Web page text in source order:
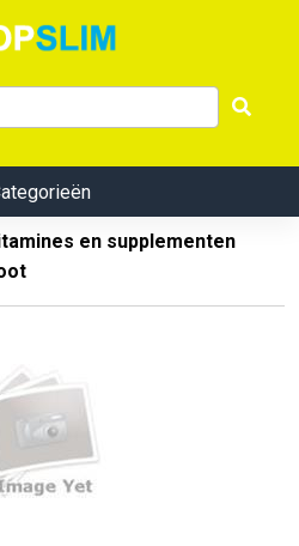
en supplementen